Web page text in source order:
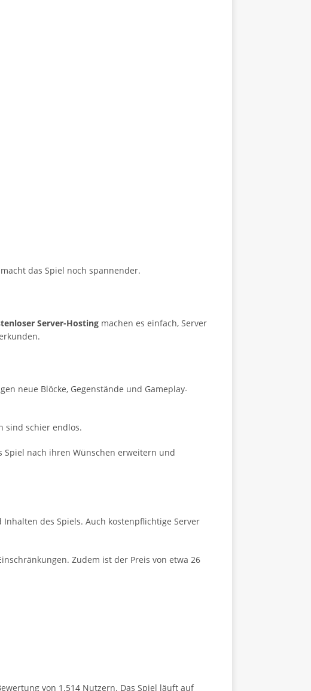
das Spiel noch spannender.
Server-Hosting machen es einfach, Server
neue Blöcke, Gegenstände und Gameplay-
sind schier endlos.
Spiel nach ihren Wünschen erweitern und
des Spiels. Auch kostenpflichtige Server
Zudem ist der Preis von etwa 26
von 1.514 Nutzern. Das Spiel läuft auf